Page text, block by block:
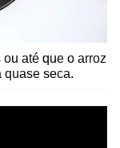
até que o arroz
quase seca.